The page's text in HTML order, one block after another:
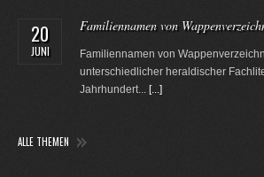
20
JUNI
Familiennamen von
Familiennamen von
unterschiedlicher heraldischer
Jahrhundert... [...]
ALLE THEMEN